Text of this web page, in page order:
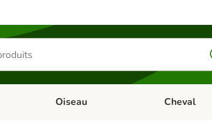
Rongeur & Co
Dérouler les catégories: Poisson
Oiseau Dérouler les
Cheval